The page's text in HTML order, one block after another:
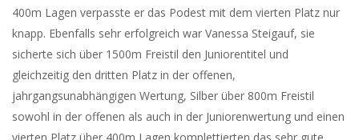
400m Lagen verpasste er das Podest mit dem vierten Platz nur
knapp. Ebenfalls sehr erfolgreich war Vanessa Steigauf, sie
sicherte sich über 1500m Freistil den Juniorentitel und
gleichzeitig den dritten Platz in der offenen,
jahrgangsunabhängigen Wertung, Silber über 800m Freistil
sowohl in der offenen als auch in der Juniorenwertung und einen